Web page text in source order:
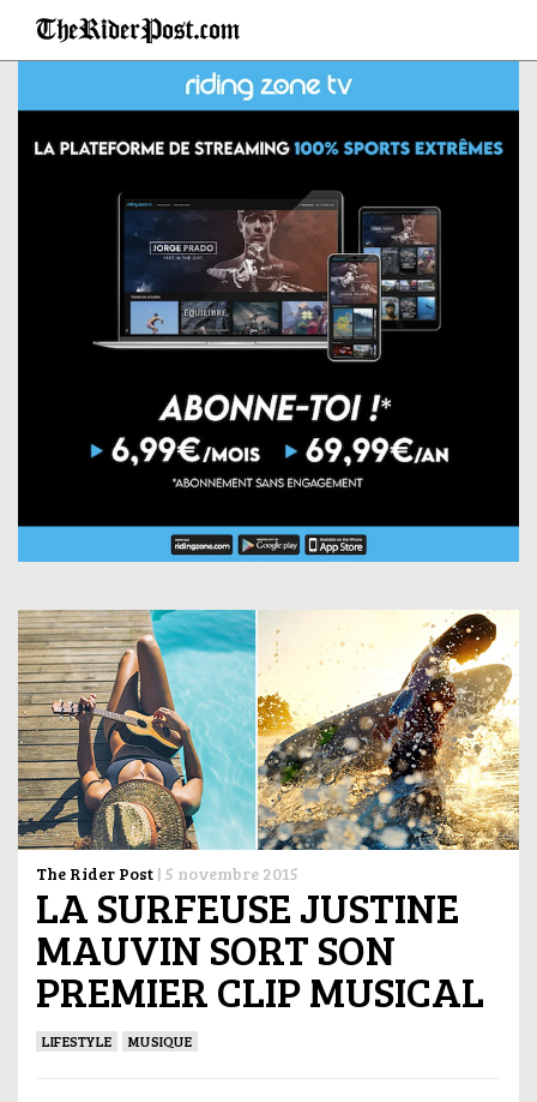
The Rider Post | 5 novembre 2015
LA SURFEUSE JUSTINE
MAUVIN SORT SON
PREMIER CLIP MUSICAL
LIFESTYLE MUSIQUE